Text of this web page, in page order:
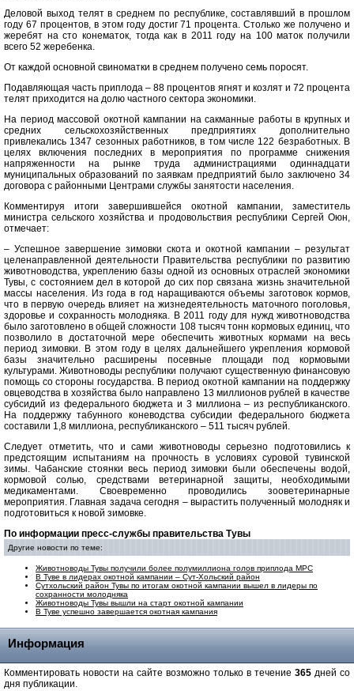
Деловой выход телят в среднем по республике, составлявший в прошлом
году 67 процентов, в этом году достиг 71 процента. Столько же получено и
жеребят на сто конематок, тогда как в 2011 году на 100 маток получили
всего 52 жеребенка.
От каждой основной свиноматки в среднем получено семь поросят.
Подавляющая часть приплода – 88 процентов ягнят и козлят и 72 процента
телят приходится на долю частного сектора экономики.
На период массовой окотной кампании на сакманные работы в крупных и
средних сельскохозяйственных предприятиях дополнительно
привлекались 1347 сезонных работников, в том числе 122 безработных. В
целях включения последних в мероприятия по программе снижения
напряженности на рынке труда администрациями одиннадцати
муниципальных образований по заявкам предприятий было заключено 34
договора с районными Центрами службы занятости населения.
Комментируя итоги завершившейся окотной кампании, заместитель
министра сельского хозяйства и продовольствия республики Сергей Оюн,
отмечает:
– Успешное завершение зимовки скота и окотной кампании – результат
целенаправленной деятельности Правительства республики по развитию
животноводства, укреплению базы одной из основных отраслей экономики
Тувы, с состоянием дел в которой до сих пор связана жизнь значительной
массы населения. Из года в год наращиваются объемы заготовок кормов,
что в первую очередь влияет на жизнедеятельность маточного поголовья,
здоровье и сохранность молодняка. В 2011 году для нужд животноводства
было заготовлено в общей сложности 108 тысяч тонн кормовых единиц, что
позволило в достаточной мере обеспечить животных кормами на весь
период зимовки. В этом году в целях дальнейшего укрепления кормовой
базы значительно расширены посевные площади под кормовыми
культурами. Животноводы республики получают существенную финансовую
помощь со стороны государства. В период окотной кампании на поддержку
овцеводства в хозяйства было направлено 13 миллионов рублей в качестве
субсидий из федерального бюджета и 3 миллиона – из республиканского.
На поддержку табунного коневодства субсидии федерального бюджета
составили 1,8 миллиона, республиканского – 511 тысяч рублей.
Следует отметить, что и сами животноводы серьезно подготовились к
предстоящим испытаниям на прочность в условиях суровой тувинской
зимы. Чабанские стоянки весь период зимовки были обеспечены водой,
кормовой солью, средствами ветеринарной защиты, необходимыми
медикаментами. Своевременно проводились зооветеринарные
мероприятия. Главная задача сегодня – вырастить полученный молодняк и
подготовиться к новой зимовке.
По информации пресс-службы правительства Тувы
Другие новости по теме:
Животноводы Тувы получили более полумиллиона голов приплода МРС
В Туве в лидерах окотной кампании – Сут-Хольский район
Сутхольский район Тувы по итогам окотной кампании вышел в лидеры по
сохранности молодняка
Животноводы Тувы вышли на старт окотной кампании
В Туве успешно завершается окотная кампания
Информация
Комментировать новости на сайте возможно только в течение 365 дней со
дня публикации.